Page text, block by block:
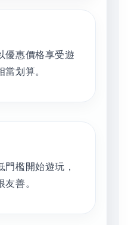
優惠價格享受遊
划算。
檻開始遊玩，
善。